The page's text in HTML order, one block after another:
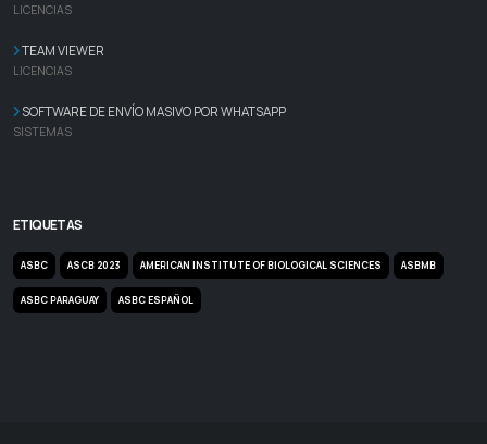
LICENCIAS
TEAM VIEWER
LICENCIAS
SOFTWARE DE ENVÍO MASIVO POR WHATSAPP
SISTEMAS
ETIQUETAS
ASBC ASCB 2023 AMERICAN INSTITUTE OF BIOLOGICAL SCIENCES ASBMB
ASBC PARAGUAY ASBC ESPAÑOL